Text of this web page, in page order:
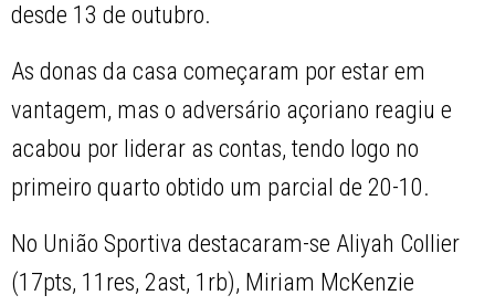
desde 13 de outubro.
As donas da casa começaram por estar em
vantagem, mas o adversário açoriano reagiu e
acabou por liderar as contas, tendo logo no
primeiro quarto obtido um parcial de 20-10.
No União Sportiva destacaram-se Aliyah Collier
(17pts, 11res, 2ast, 1rb), Miriam McKenzie